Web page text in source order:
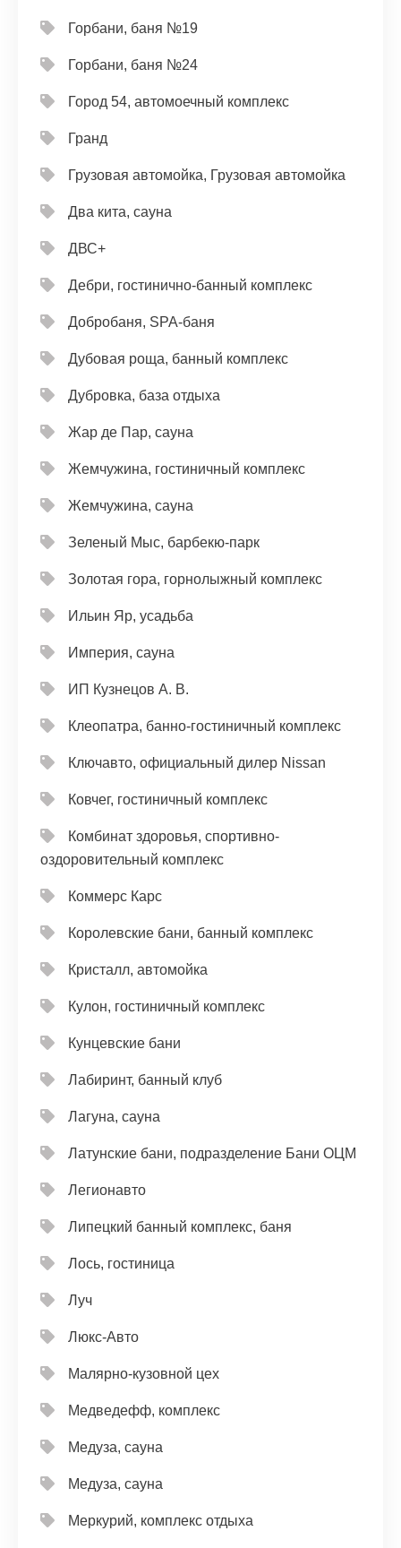
Горбани, баня №19
Горбани, баня №24
Город 54, автомоечный комплекс
Гранд
Грузовая автомойка, Грузовая автомойка
Два кита, сауна
ДВС+
Дебри, гостинично-банный комплекс
Добробаня, SPA-баня
Дубовая роща, банный комплекс
Дубровка, база отдыха
Жар де Пар, сауна
Жемчужина, гостиничный комплекс
Жемчужина, сауна
Зеленый Мыс, барбекю-парк
Золотая гора, горнолыжный комплекс
Ильин Яр, усадьба
Империя, сауна
ИП Кузнецов А. В.
Клеопатра, банно-гостиничный комплекс
Ключавто, официальный дилер Nissan
Ковчег, гостиничный комплекс
Комбинат здоровья, спортивно-
оздоровительный комплекс
Коммерс Карс
Королевские бани, банный комплекс
Кристалл, автомойка
Кулон, гостиничный комплекс
Кунцевские бани
Лабиринт, банный клуб
Лагуна, сауна
Латунские бани, подразделение Бани ОЦМ
Легионавто
Липецкий банный комплекс, баня
Лось, гостиница
Луч
Люкс-Авто
Малярно-кузовной цех
Медведефф, комплекс
Медуза, сауна
Медуза, сауна
Меркурий, комплекс отдыха